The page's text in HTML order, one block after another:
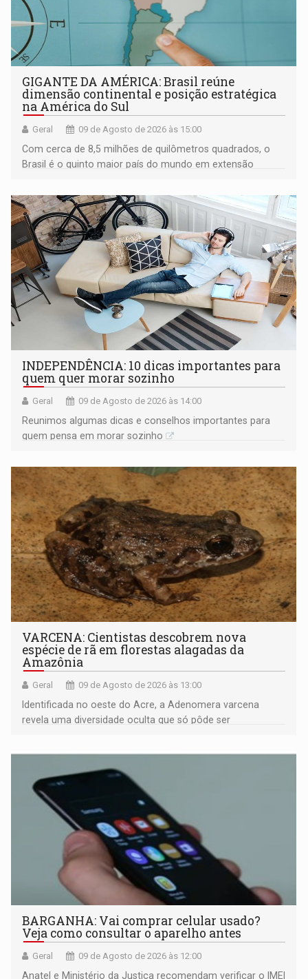
GIGANTE DA AMÉRICA: Brasil reúne
dimensão continental e posição estratégica
na América do Sul
Geral 09 de Agosto de 2026 às 15:00
Com cerca de 8,5 milhões de quilômetros quadrados, o
Brasil é o quinto maior país do mundo em extensão
INDEPENDÊNCIA: 10 dicas importantes para
quem quer morar sozinho
Geral 09 de Agosto de 2026 às 14:00
Reunimos algumas dicas e conselhos importantes para
quem pensa em morar sozinho
VARCENA: Cientistas descobrem nova
espécie de rã em florestas alagadas da
Amazônia
Geral 09 de Agosto de 2026 às 13:00
Identificada no oeste do Acre, a Adenomera varcena
revela uma diversidade oculta que só pôde ser
BARGANHA: Vai comprar celular usado?
Veja como consultar o aparelho antes
Geral 09 de Agosto de 2026 às 12:00
Anatel e Ministério da Justiça recomendam verificar o IMEI